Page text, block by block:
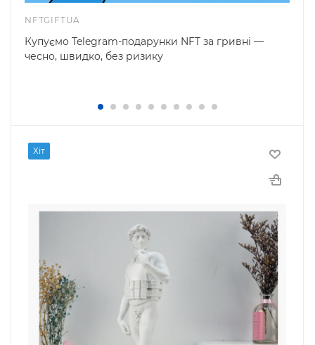
NFTGIFTUA
Купуємо Telegram-подарунки NFT за гривні —
чесно, швидко, без ризику
Хіт